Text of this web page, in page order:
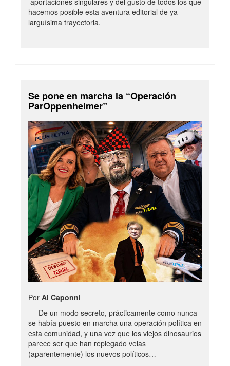
hacemos posible esta aventura editorial de ya
larguísima trayectoria.
Se pone en marcha la “Operación
ParOppenheimer”
Por Al Caponni
De un modo secreto, prácticamente como nunca
se había puesto en marcha una operación política en
esta comunidad, y una vez que los viejos dinosaurios
parece ser que han replegado velas
(aparentemente) los nuevos políticos…